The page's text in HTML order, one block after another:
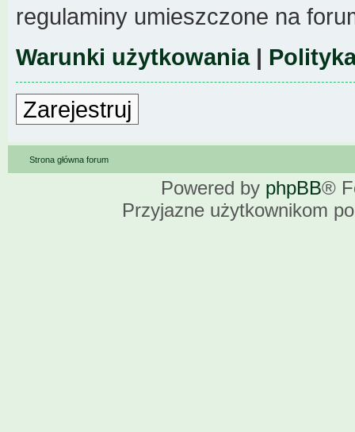
regulaminy umieszczone na
Warunki użytkowania|
Zarejestruj
Strona główna forum
Powered by phpBB®
Przyjazne użytkownikom